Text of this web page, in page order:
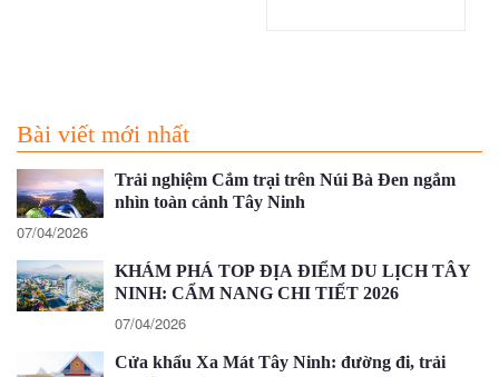
Bài viết mới nhất
Trải nghiệm Cắm trại trên Núi Bà Đen ngắm
nhìn toàn cảnh Tây Ninh
07/04/2026
KHÁM PHÁ TOP ĐỊA ĐIỂM DU LỊCH TÂY
NINH: CẨM NANG CHI TIẾT 2026
07/04/2026
Cửa khẩu Xa Mát Tây Ninh: đường đi, trải